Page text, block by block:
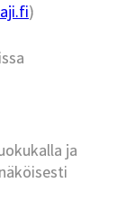
)
ja